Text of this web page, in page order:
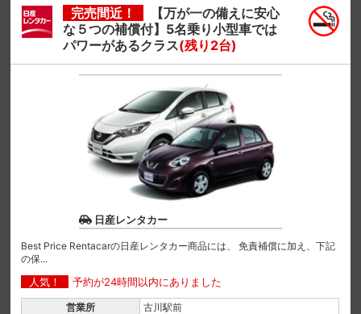
完売間近！
【万が一の備えに安心
な５つの補償付】5名乗り小型車では
パワーがあるクラス(残り2台)
日産レンタカー
Best Price Rentacarの日産レンタカー商品には、 免責補償に加え、下記
の保...
人気！ 予約が24時間以内にありました
営業所
古川駅前